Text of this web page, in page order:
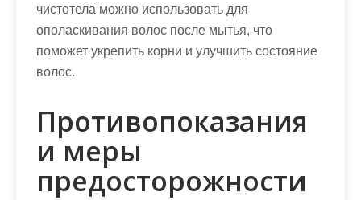
чистотела можно использовать для
ополаскивания волос после мытья, что
поможет укрепить корни и улучшить состояние
волос.
Противопоказания
и меры
предосторожности